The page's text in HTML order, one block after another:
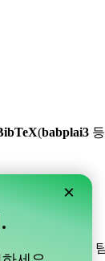
(babplai3 등
프로젝트 내의
×